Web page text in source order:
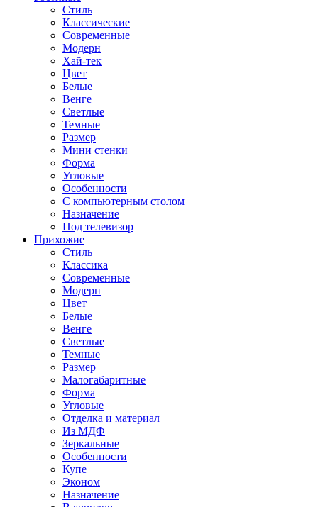
Стиль
Классические
Современные
Модерн
Хай-тек
Цвет
Белые
Венге
Светлые
Темные
Размер
Мини стенки
Форма
Угловые
Особенности
С компьютерным столом
Назначение
Под телевизор
Прихожие
Стиль
Классика
Современные
Модерн
Цвет
Белые
Венге
Светлые
Темные
Размер
Малогабаритные
Форма
Угловые
Отделка и материал
Из МДФ
Зеркальные
Особенности
Купе
Эконом
Назначение